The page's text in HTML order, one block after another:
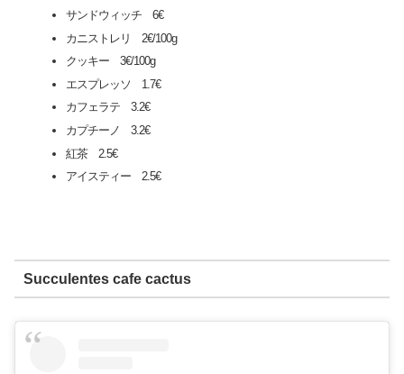
サンドウィッチ 6€
カニストレリ 2€/100g
クッキー 3€/100g
エスプレッソ 1.7€
カフェラテ 3.2€
カプチーノ 3.2€
紅茶 2.5€
アイスティー 2.5€
Succulentes cafe cactus